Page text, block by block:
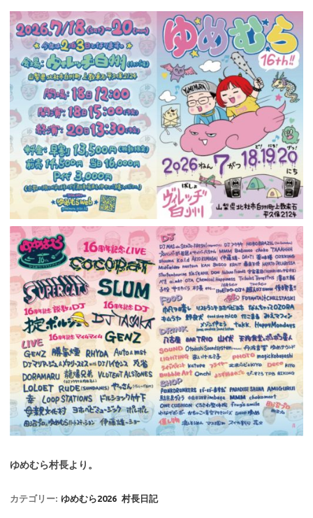
ゆめむら村長より。
カテゴリー: ゆめむら2026 村長日記